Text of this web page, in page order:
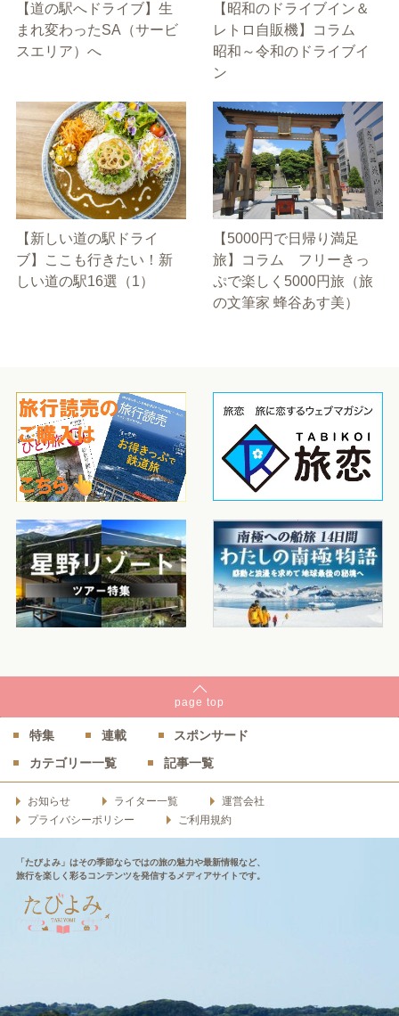
【道の駅へドライブ】生
まれ変わったSA（サービ
スエリア）へ
【昭和のドライブイン＆
レトロ自販機】コラム
昭和～令和のドライブイ
ン
【新しい道の駅ドライ
ブ】ここも行きたい！新
しい道の駅16選（1）
【5000円で日帰り満足
旅】コラム フリーきっ
ぷで楽しく5000円旅（旅
の文筆家 蜂谷あす美）
page top
特集 連載
スポンサード
カテゴリー一覧
記事一覧
お知らせ ライター一覧
運営会社
プライバシーポリシー
ご利用規約
「たびよみ」はその季節ならではの旅の魅力や最新情報など、
旅行を楽しく彩るコンテンツを発信するメディアサイトです。